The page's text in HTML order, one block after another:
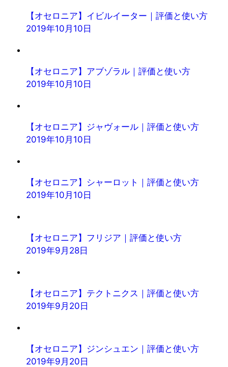
【オセロニア】イビルイーター｜評価と使い方
2019年10月10日
【オセロニア】アブゾラル｜評価と使い方
2019年10月10日
【オセロニア】ジャヴォール｜評価と使い方
2019年10月10日
【オセロニア】シャーロット｜評価と使い方
2019年10月10日
【オセロニア】フリジア｜評価と使い方
2019年9月28日
【オセロニア】テクトニクス｜評価と使い方
2019年9月20日
【オセロニア】ジンシュエン｜評価と使い方
2019年9月20日